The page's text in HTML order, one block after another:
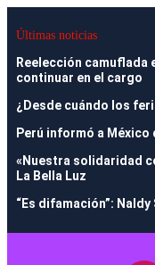
Últimas noticias
Reelección camuflada
continuar en el cargo
¿Desde cuándo los
Perú informó a
«Nuestra solidaridad
La Bella Luz
“Es difamación”: